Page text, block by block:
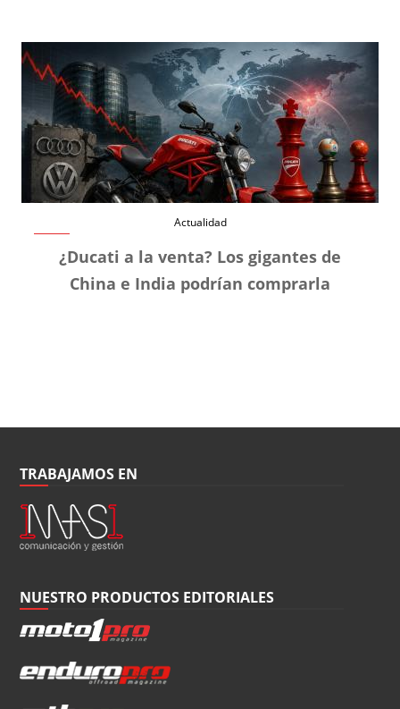
Actualidad
¿Ducati a la venta? Los gigantes de
China e India podrían comprarla
TRABAJAMOS EN
NUESTRO PRODUCTOS EDITORIALES